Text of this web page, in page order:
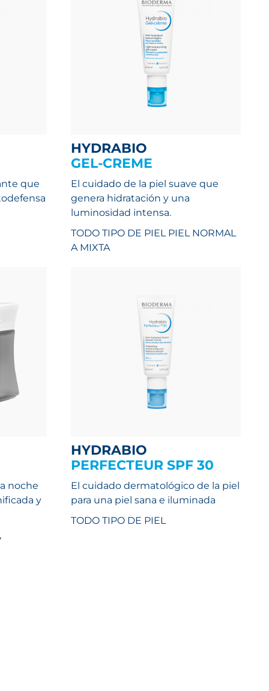
que
HYDRABIO
GEL-CREME
El cuidado de la piel suave que
genera hidratación y una
luminosidad intensa.
TODO TIPO DE PIEL PIEL NORMAL
A MIXTA
noche
y
HYDRABIO
PERFECTEUR SPF 30
El cuidado dermatológico de la piel
para una piel sana e iluminada
TODO TIPO DE PIEL